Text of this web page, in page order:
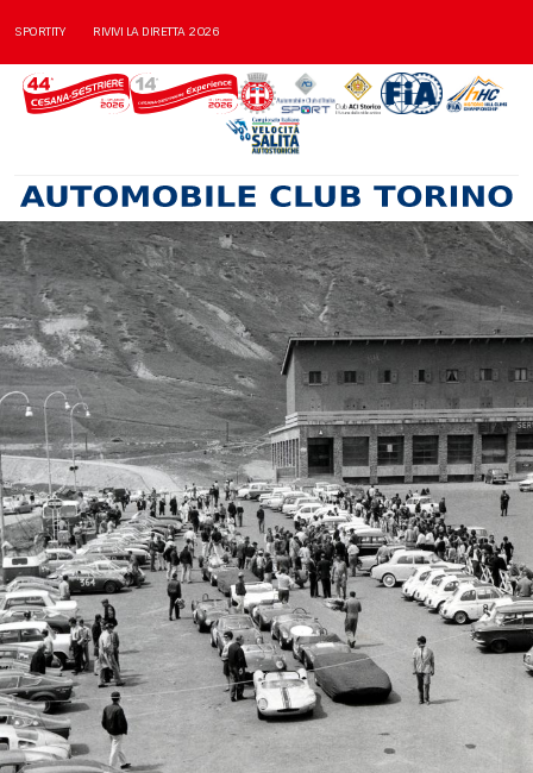
SPORTITY RIVIVI LA DIRETTA 2026